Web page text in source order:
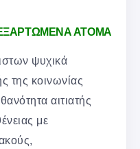
ΑΤΟΜΑ
ψυχικά
της κοινωνίας
αιτιατής
με